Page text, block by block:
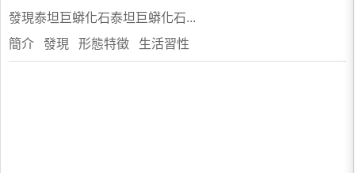
發現泰坦巨蟒化石泰坦巨蟒化石...
簡介 發現 形態特徵 生活習性